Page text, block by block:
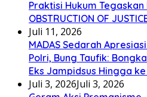
Praktisi Hukum
OBSTRUCTION OF
Juli 11, 2026
MADAS Sedarah
Polri, Bung Taufik:
Eks Jampidsus Hingga
Juli 3, 2026Juli 3, 2026